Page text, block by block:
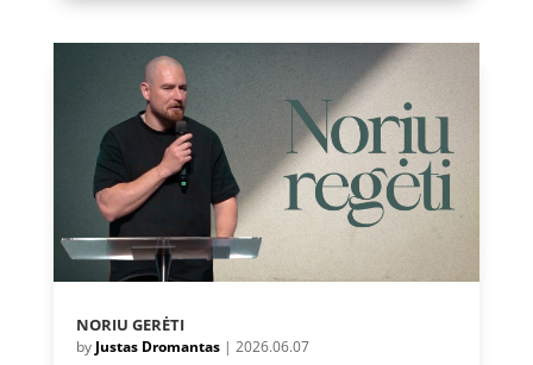
NORIU GERĖTI
by Justas Dromantas| 2026.06.07